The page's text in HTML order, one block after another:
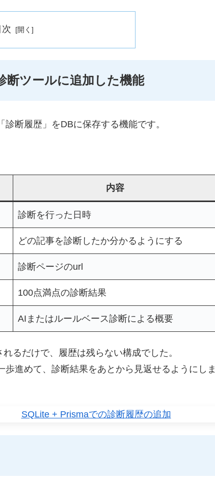
次
断ツールに追加した機能
断履歴」をDBに保存する機能です。
内容
診断を行った日時
どの記事を診断したか分かるようにする
診断ページのurl
100点満点の診断結果
AIまたはルールベース診断による概要
るだけで、履歴は残らない構成でした。
進めて、診断結果をあとから見返せるようにしま